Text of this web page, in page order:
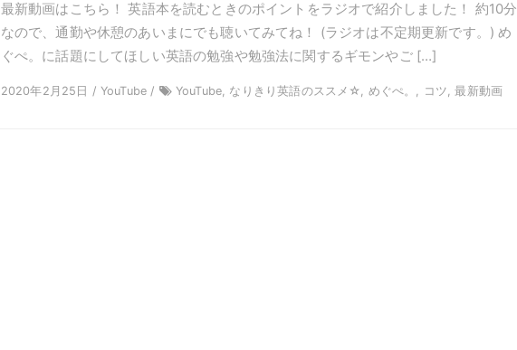
最新動画はこちら！ 英語本を読むときのポイントをラジオで紹介しました！ 約10分
なので、通勤や休憩のあいまにでも聴いてみてね！ (ラジオは不定期更新です。) め
ぐぺ。に話題にしてほしい英語の勉強や勉強法に関するギモンやご […]
2020年2月25日 / YouTube / YouTube, なりきり英語のススメ☆, めぐぺ。, コツ, 最新動画